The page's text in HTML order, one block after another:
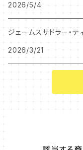
2026/5/4
ジェームスサドラー・テ
2026/3/21